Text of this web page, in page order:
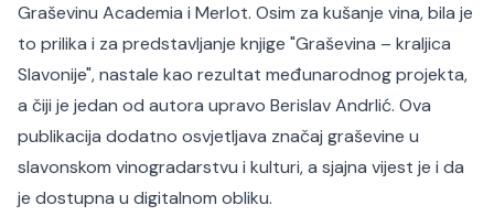
Graševinu Academia i Merlot. Osim za kušanje vina, bila je
to prilika i za predstavljanje knjige "Graševina – kraljica
Slavonije", nastale kao rezultat međunarodnog projekta,
a čiji je jedan od autora upravo Berislav Andrlić. Ova
publikacija dodatno osvjetljava značaj graševine u
slavonskom vinogradarstvu i kulturi, a sjajna vijest je i da
je dostupna u digitalnom obliku.